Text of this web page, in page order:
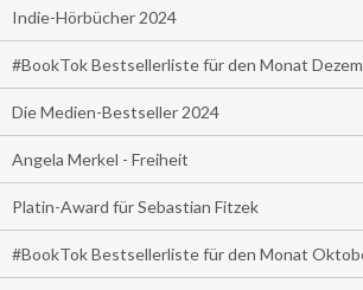
Indie-Hörbücher 2024
#BookTok Bestsellerliste für den Monat
Die Medien-Bestseller 2024
Angela Merkel - Freiheit
Platin-Award für Sebastian Fitzek
#BookTok Bestsellerliste für den Monat